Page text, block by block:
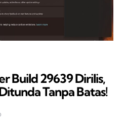
Build 29639 Dirilis,
Tanpa Batas!